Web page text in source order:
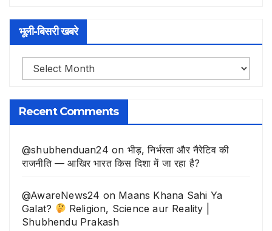
भूली-बिसरी खबरे
भूली-
बिसरी
खबरे
Recent Comments
@shubhenduan24 on भीड़, निर्भरता और नैरेटिव की
राजनीति — आखिर भारत किस दिशा में जा रहा है?
@AwareNews24 on Maans Khana Sahi Ya
Galat?
Religion, Science aur Reality |
Shubhendu Prakash